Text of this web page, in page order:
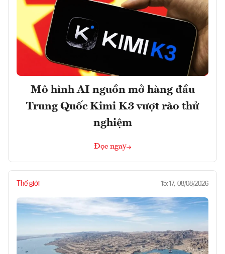
Mô hình AI nguồn mở hàng đầu
Trung Quốc Kimi K3 vượt rào thử
nghiệm
Đọc ngay
Thế giới 15:17, 08/08/2026